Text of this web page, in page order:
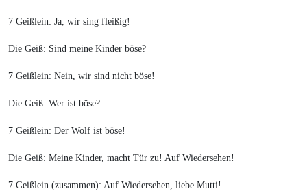
7 Geißlein: Ja, wir sing fleißig!
Die Geiß: Sind meine Kinder böse?
7 Geißlein: Nein, wir sind nicht böse!
Die Geiß: Wer ist böse?
7 Geißlein: Der Wolf ist böse!
Die Geiß: Meine Kinder, macht Tür zu! Auf Wiedersehen!
7 Geißlein (zusammen): Auf Wiedersehen, liebe Mutti!